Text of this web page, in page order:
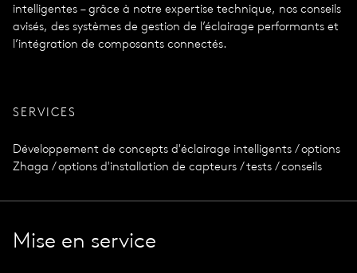
intelligentes – grâce à notre expertise technique, nos conseils
avisés, des systèmes de gestion de l’éclairage performants et
l’intégration de composants connectés.
SERVICES
Développement de concepts d'éclairage intelligents / options
Zhaga / options d'installation de capteurs / tests / conseils
Mise en service